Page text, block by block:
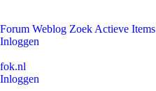
Forum Weblog Zoek Actieve Items
Inloggen
fok.nl
Inloggen